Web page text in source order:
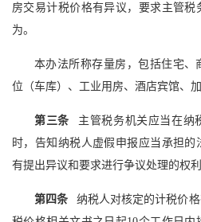
房交易计税价格有异议，要求主管
为。
本办法所称存量房，包括住宅、
位（车库）、工业用房、酒店宾馆、
第三条 主管税务机关应当在纳
时，告知纳税人虚假申报应当承担
有提出异议和要求进行争议处理的权利
第四条 纳税人对核定的计税价